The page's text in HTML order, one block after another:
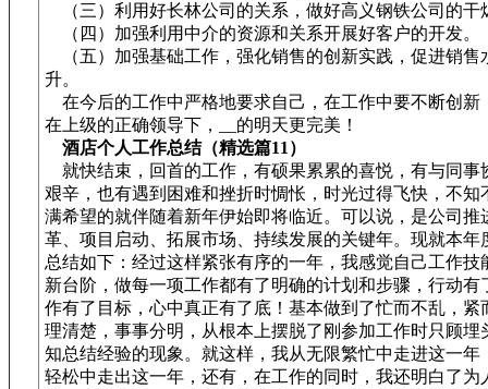
（三）利用好长林公司的关系，做好高义钢铁公司的干
（四）加强利用中介的资源和关系开展好客户的开发。
（五）加强基础工作，强化销售的创新实践，促进销售
升。
在今后的工作中严格地要求自己，在工作中要不断创新
在上级的正确领导下，__的明天更完美！
酒店个人工作总结（精选篇11）
就快结束，回首的工作，有硕果累累的喜悦，有与同事
艰辛，也有遇到困难和挫折时惆怅，时光过得飞快，不知
满希望的就伴随着新年伊始即将临近。可以说，是公司推
革、项目启动、拓展市场、持续发展的关键年。现就本年
总结如下：经过这样紧张有序的一年，我感觉自己工作技
新台阶，做每一项工作都有了明确的计划和步骤，行动有
作有了目标，心中真正有了底！基本做到了忙而不乱，紧
理清楚，事事分明，从根本上摆脱了刚参加工作时只顾埋
知总结经验的现象。就这样，我从无限繁忙中走进这一年
轻松中走出这一年，还有，在工作的同时，我还明白了为